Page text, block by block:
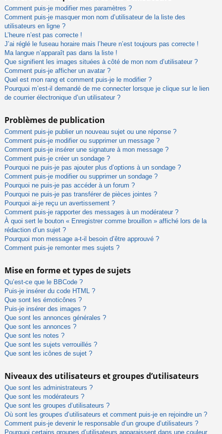
Comment puis-je modifier mes paramètres ?
Comment puis-je masquer mon nom d’utilisateur de la liste des
utilisateurs en ligne ?
L’heure n’est pas correcte !
J’ai réglé le fuseau horaire mais l’heure n’est toujours pas correcte !
Ma langue n’apparaît pas dans la liste !
Que signifient les images situées à côté de mon nom d’utilisateur ?
Comment puis-je afficher un avatar ?
Quel est mon rang et comment puis-je le modifier ?
Pourquoi m’est-il demandé de me connecter lorsque je clique sur le lien
de courrier électronique d’un utilisateur ?
Problèmes de publication
Comment puis-je publier un nouveau sujet ou une réponse ?
Comment puis-je modifier ou supprimer un message ?
Comment puis-je insérer une signature à mon message ?
Comment puis-je créer un sondage ?
Pourquoi ne puis-je pas ajouter plus d’options à un sondage ?
Comment puis-je modifier ou supprimer un sondage ?
Pourquoi ne puis-je pas accéder à un forum ?
Pourquoi ne puis-je pas transférer de pièces jointes ?
Pourquoi ai-je reçu un avertissement ?
Comment puis-je rapporter des messages à un modérateur ?
À quoi sert le bouton « Enregistrer comme brouillon » affiché lors de la
rédaction d’un sujet ?
Pourquoi mon message a-t-il besoin d’être approuvé ?
Comment puis-je remonter mes sujets ?
Mise en forme et types de sujets
Qu’est-ce que le BBCode ?
Puis-je insérer du code HTML ?
Que sont les émoticônes ?
Puis-je insérer des images ?
Que sont les annonces générales ?
Que sont les annonces ?
Que sont les notes ?
Que sont les sujets verrouillés ?
Que sont les icônes de sujet ?
Niveaux des utilisateurs et groupes d’utilisateurs
Que sont les administrateurs ?
Que sont les modérateurs ?
Que sont les groupes d’utilisateurs ?
Où sont les groupes d’utilisateurs et comment puis-je en rejoindre un ?
Comment puis-je devenir le responsable d’un groupe d’utilisateurs ?
Pourquoi certains groupes d’utilisateurs apparaissent dans une couleur